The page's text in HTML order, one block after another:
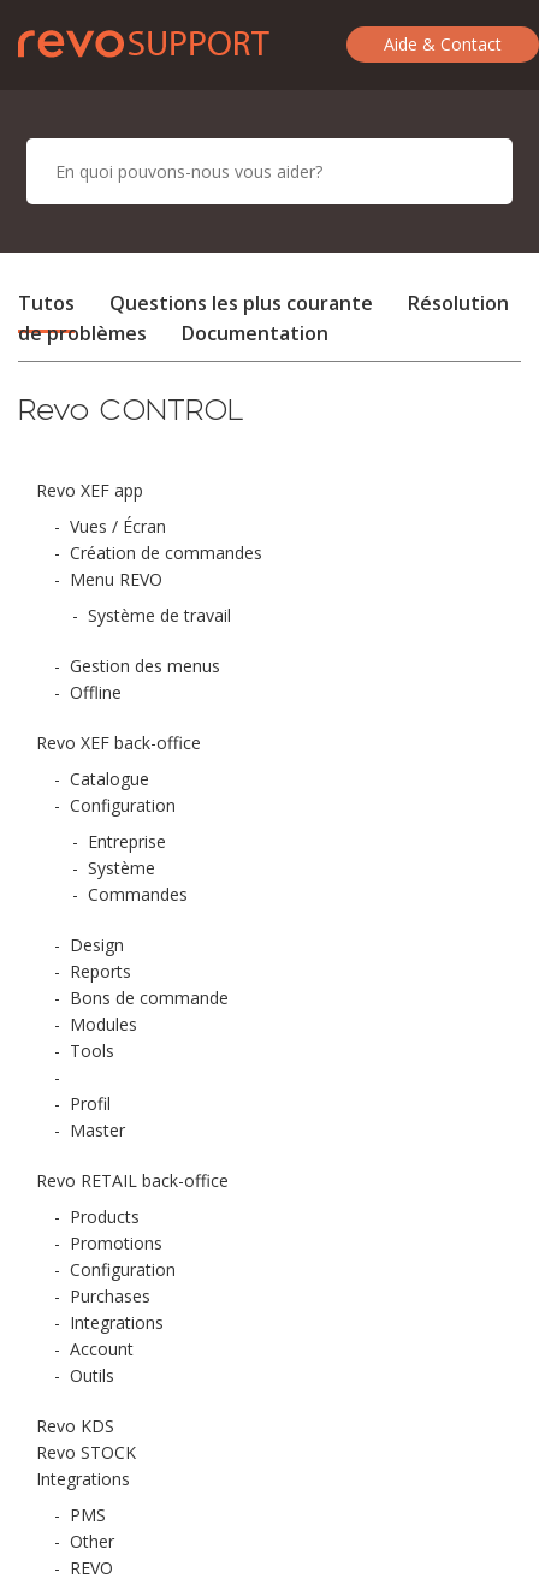
Aide & Contact
Tutos Questions les plus courante
Résolution
de problèmes
Documentation
Revo CONTROL
Revo XEF app
- Vues / Écran
- Création de commandes
- Menu REVO
- Système de travail
- Gestion des menus
- Offline
Revo XEF back-office
- Catalogue
- Configuration
- Entreprise
- Système
- Commandes
- Design
- Reports
- Bons de commande
- Modules
- Tools
-
- Profil
- Master
Revo RETAIL back-office
- Products
- Promotions
- Configuration
- Purchases
- Integrations
- Account
- Outils
Revo KDS
Revo STOCK
Integrations
- PMS
- Other
- REVO